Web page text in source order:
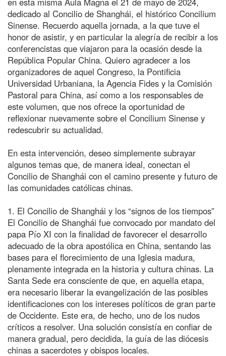
dedicado al Concilio de Shanghái, el histórico Concilium
Sinense. Recuerdo aquella jornada, a la que tuve el
honor de asistir, y en particular la alegría de recibir a los
conferencistas que viajaron para la ocasión desde la
República Popular China. Quiero agradecer a los
organizadores de aquel Congreso, la Pontificia
Universidad Urbaniana, la Agencia Fides y la Comisión
Pastoral para China, así como a los responsables de
este volumen, que nos ofrece la oportunidad de
reflexionar nuevamente sobre el Concilium Sinense y
redescubrir su actualidad.
En esta intervención, deseo simplemente subrayar
algunos temas que, de manera ideal, conectan el
Concilio de Shanghái con el camino presente y futuro de
las comunidades católicas chinas.
1. El Concilio de Shanghái y los “signos de los tiempos”
El Concilio de Shanghái fue convocado por mandato del
papa Pío XI con la finalidad de favorecer el desarrollo
adecuado de la obra apostólica en China, sentando las
bases para el florecimiento de una Iglesia madura,
plenamente integrada en la historia y cultura chinas. La
Santa Sede era consciente de que, en aquella etapa,
era necesario liberar la evangelización de las posibles
identificaciones con los intereses políticos de gran parte
de Occidente. Este era, de hecho, uno de los nudos
críticos a resolver. Una solución consistía en confiar de
manera gradual, pero decidida, la guía de las diócesis
chinas a sacerdotes y obispos locales.